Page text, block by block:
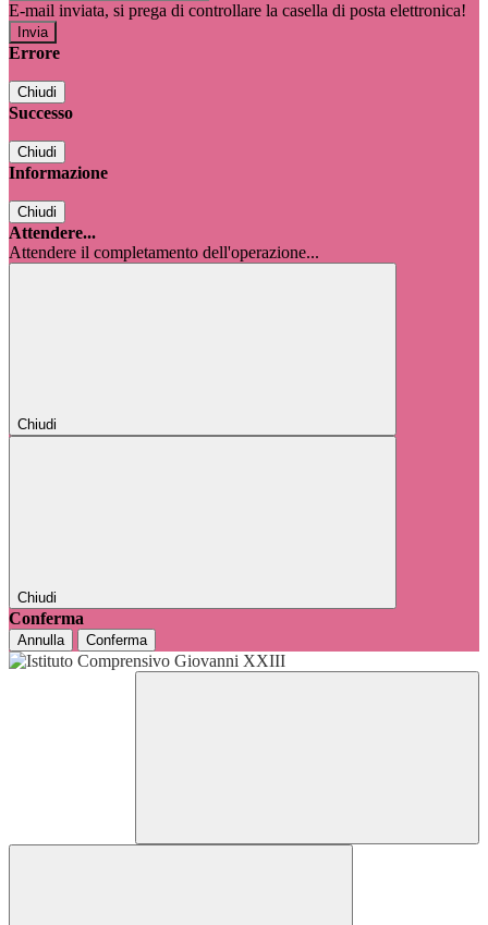
E-mail inviata, si prega di controllare la casella di posta elettronica!
Errore
Chiudi
Successo
Chiudi
Informazione
Chiudi
Attendere...
Attendere il completamento dell'operazione...
Chiudi
Chiudi
Conferma
Annulla Conferma